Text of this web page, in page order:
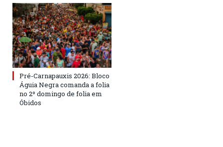
Pré-Carnapauxis 2026: Bloco
Águia Negra comanda a folia
no 2º domingo de folia em
Óbidos